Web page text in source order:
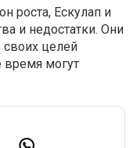
роста, Ескулап и
и недостатки. Они
своих целей
время могут